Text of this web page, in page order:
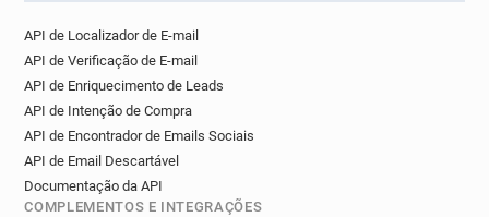
API de Localizador de E-mail
API de Verificação de E-mail
API de Enriquecimento de Leads
API de Intenção de Compra
API de Encontrador de Emails Sociais
API de Email Descartável
Documentação da API
COMPLEMENTOS E INTEGRAÇÕES